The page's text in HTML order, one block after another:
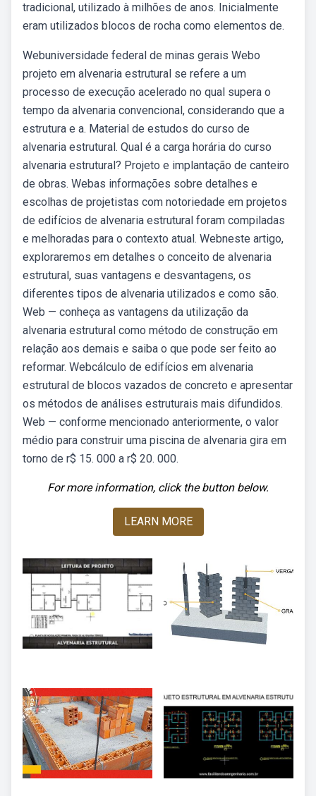
tradicional, utilizado à milhões de anos. Inicialmente
eram utilizados blocos de rocha como elementos de.
Webuniversidade federal de minas gerais Webo
projeto em alvenaria estrutural se refere a um
processo de execução acelerado no qual supera o
tempo da alvenaria convencional, considerando que a
estrutura e a. Material de estudos do curso de
alvenaria estrutural. Qual é a carga horária do curso
alvenaria estrutural? Projeto e implantação de canteiro
de obras. Webas informações sobre detalhes e
escolhas de projetistas com notoriedade em projetos
de edifícios de alvenaria estrutural foram compiladas
e melhoradas para o contexto atual. Webneste artigo,
exploraremos em detalhes o conceito de alvenaria
estrutural, suas vantagens e desvantagens, os
diferentes tipos de alvenaria utilizados e como são.
Web — conheça as vantagens da utilização da
alvenaria estrutural como método de construção em
relação aos demais e saiba o que pode ser feito ao
reformar. Webcálculo de edifícios em alvenaria
estrutural de blocos vazados de concreto e apresentar
os métodos de análises estruturais mais difundidos.
Web — conforme mencionado anteriormente, o valor
médio para construir uma piscina de alvenaria gira em
torno de r$ 15. 000 a r$ 20. 000.
For more information, click the button below.
LEARN MORE